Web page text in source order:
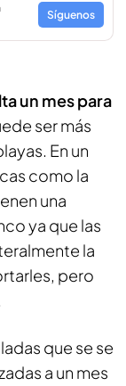
Síguenos
un mes para
ser más
En un
como la
una
ya que las
la
pero
que se se
a un mes